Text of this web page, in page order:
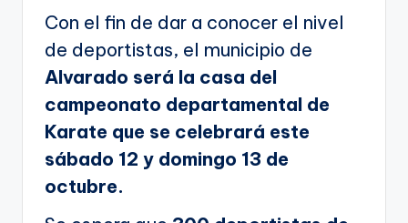
Con el fin de dar a conocer el nivel
de deportistas, el municipio de
Alvarado será la casa del
campeonato departamental de
Karate que se celebrará este
sábado 12 y domingo 13 de
octubre.